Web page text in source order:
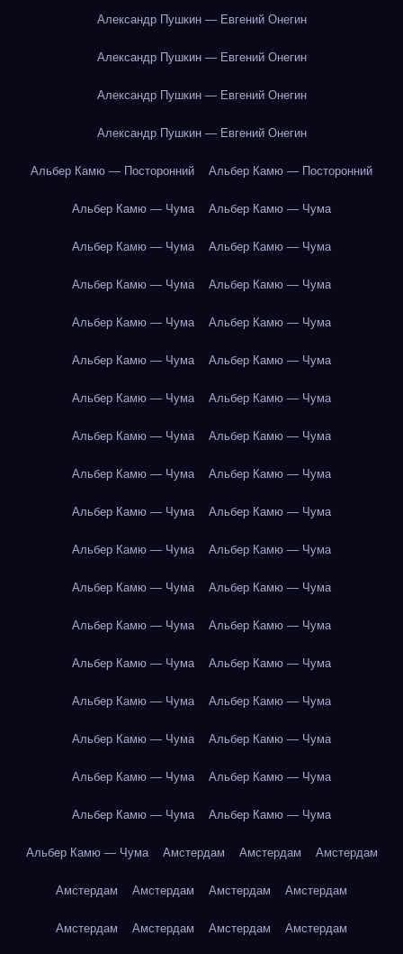
Александр Пушкин — Евгений Онегин
Александр Пушкин — Евгений Онегин
Александр Пушкин — Евгений Онегин
Александр Пушкин — Евгений Онегин
Альбер Камю — Посторонний Альбер Камю — Посторонний
Альбер Камю — Чума Альбер Камю — Чума
Альбер Камю — Чума Альбер Камю — Чума
Альбер Камю — Чума Альбер Камю — Чума
Альбер Камю — Чума Альбер Камю — Чума
Альбер Камю — Чума Альбер Камю — Чума
Альбер Камю — Чума Альбер Камю — Чума
Альбер Камю — Чума Альбер Камю — Чума
Альбер Камю — Чума Альбер Камю — Чума
Альбер Камю — Чума Альбер Камю — Чума
Альбер Камю — Чума Альбер Камю — Чума
Альбер Камю — Чума Альбер Камю — Чума
Альбер Камю — Чума Альбер Камю — Чума
Альбер Камю — Чума Альбер Камю — Чума
Альбер Камю — Чума Альбер Камю — Чума
Альбер Камю — Чума Альбер Камю — Чума
Альбер Камю — Чума Альбер Камю — Чума
Альбер Камю — Чума Альбер Камю — Чума
Альбер Камю — Чума Амстердам Амстердам Амстердам
Амстердам Амстердам Амстердам Амстердам
Амстердам Амстердам Амстердам Амстердам